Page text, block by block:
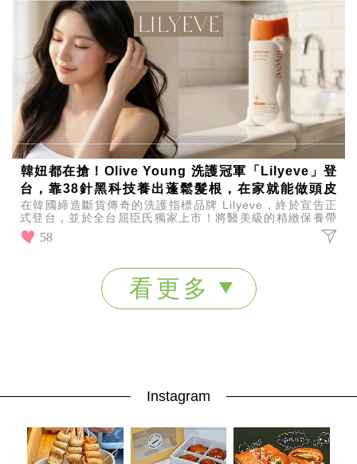
韓妞都在搶！Olive Young 洗護冠軍「Lilyeve」登
台，靠38針黑科技養出蓬鬆髮根，在家就能做頭皮
SPA！
在韓國締造斷貨傳奇的洗護指標品牌 Lilyeve，終於宣告正
式登台，並於全台屈臣氏獨家上市！將醫美級的精緻保養帶
入日常浴室，將為台灣消費者帶來史無前例的豐盈養髮
58
看更多
Instagram